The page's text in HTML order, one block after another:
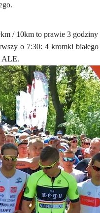
/ 10km to prawie 3
o 7:30: 4 kromki
ALE.